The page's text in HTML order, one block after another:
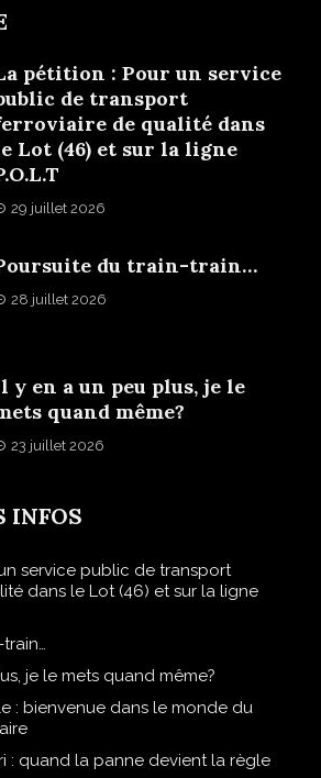
pétition : Pour un service
de transport
de qualité dans
Lot (46) et sur la ligne
29 juillet 2026
du train-train…
28 juillet 2026
y en a un peu plus, je le
quand même?
23 juillet 2026
INFOS
service public de transport
dans le Lot (46) et sur la ligne
je le mets quand même?
: bienvenue dans le monde du
: quand la panne devient la règle